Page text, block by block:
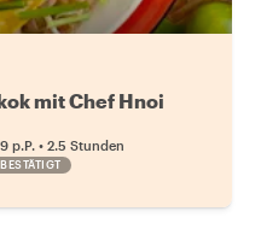
mit Chef Hnoi
p.P. • 2.5 Stunden